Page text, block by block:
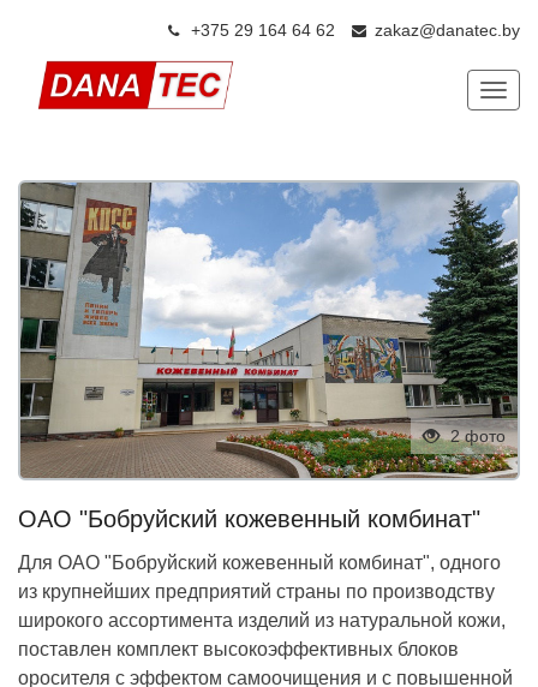
+375 29 164 64 62 zakaz@danatec.by
2 фото
ОАО "Бобруйский кожевенный комбинат"
Для ОАО "Бобруйский кожевенный комбинат", одного
из крупнейших предприятий страны по производству
широкого ассортимента изделий из натуральной кожи,
поставлен комплект высокоэффективных блоков
оросителя с эффектом самоочищения и с повышенной